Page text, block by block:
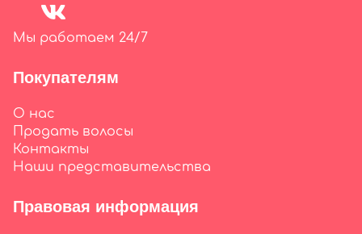
Мы работаем 24/7
Покупателям
О нас
Продать волосы
Контакты
Наши представительства
Правовая информация